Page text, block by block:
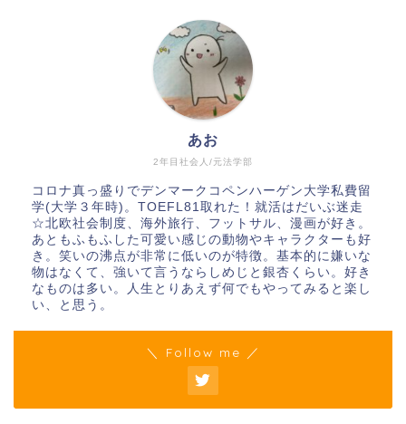
2年目社会人/元法学部
あお
コロナ真っ盛りでデンマークコペンハーゲン大学私費留
学(大学３年時)。TOEFL81取れた！就活はだいぶ迷走
☆北欧社会制度、海外旅行、フットサル、漫画が好き。
あともふもふした可愛い感じの動物やキャラクターも好
き。笑いの沸点が非常に低いのが特徴。基本的に嫌いな
物はなくて、強いて言うならしめじと銀杏くらい。好き
なものは多い。人生とりあえず何でもやってみると楽し
い、と思う。
＼ Follow me ／